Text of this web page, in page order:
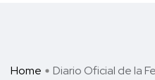
Home Diario Oficial de la